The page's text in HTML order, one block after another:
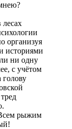
организуя
историями
ни одну
с учётом
голову
рыжим